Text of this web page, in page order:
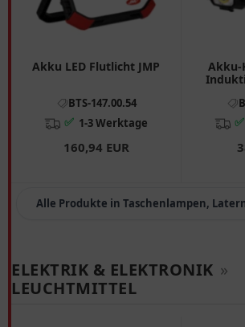
Akku LED Flutlicht JMP
BTS-147.00.54
✅ 1-3 Werktage
160,94 EUR
Akku-
✅
Alle Produkte in Taschenlampen,
ELEKTRIK & ELEKTRONIK »
LEUCHTMITTEL